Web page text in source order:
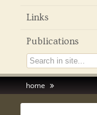
Links
Publications
home